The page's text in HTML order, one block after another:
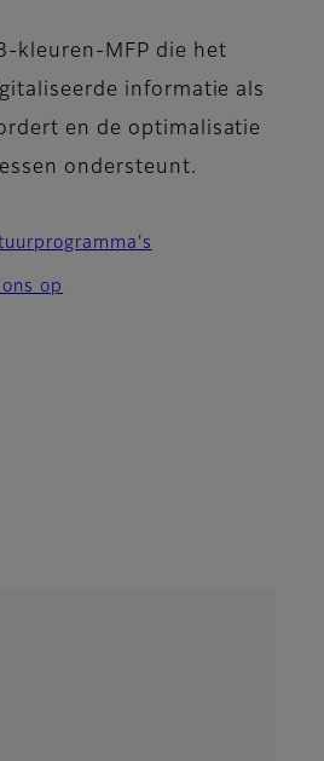
kleuren-MFP die het
informatie als
en de optimalisatie
ondersteunt.
op